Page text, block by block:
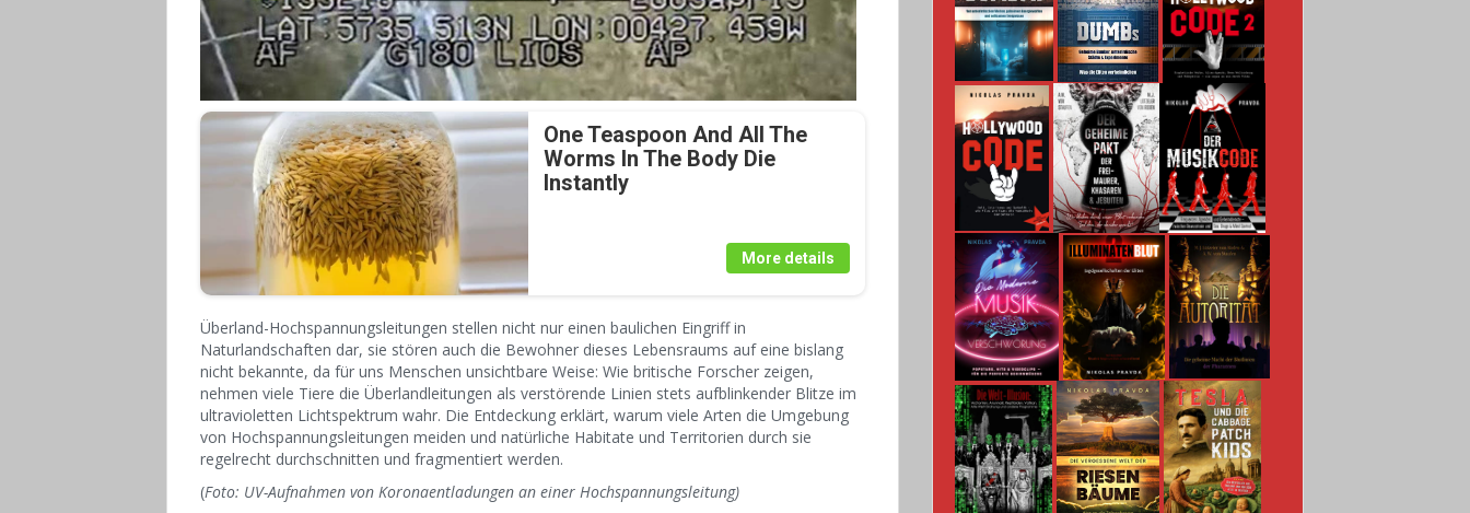
One Teaspoon And All The
Worms In The Body Die
Instantly
More details
Überland-Hochspannungsleitungen stellen nicht nur einen baulichen Eingriff in
Naturlandschaften dar, sie stören auch die Bewohner dieses Lebensraums auf eine bislang
nicht bekannte, da für uns Menschen unsichtbare Weise: Wie britische Forscher zeigen,
nehmen viele Tiere die Überlandleitungen als verstörende Linien stets aufblinkender Blitze im
ultravioletten Lichtspektrum wahr. Die Entdeckung erklärt, warum viele Arten die Umgebung
von Hochspannungsleitungen meiden und natürliche Habitate und Territorien durch sie
regelrecht durchschnitten und fragmentiert werden.
(Foto: UV-Aufnahmen von Koronaentladungen an einer Hochspannungsleitung)